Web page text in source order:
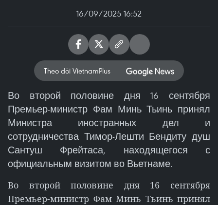
16/09/2025 16:52
Theo dõi VietnamPlus
Во второй половине дня 16 сентября
Премьер-министр Фам Минь Тьинь принял
Министра иностранных дел и
сотрудничества Тимор-Лешти Бендиту душ
Сантуш Фрейтаса, находящегося с
официальным визитом во Вьетнаме.
Во второй половине дня 16 сентября
Премьер-министр Фам Минь Тьинь принял